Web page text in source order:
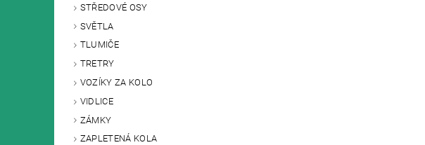
STŘEDOVÉ OSY
SVĚTLA
TLUMIČE
TRETRY
VOZÍKY ZA KOLO
VIDLICE
ZÁMKY
ZAPLETENÁ KOLA